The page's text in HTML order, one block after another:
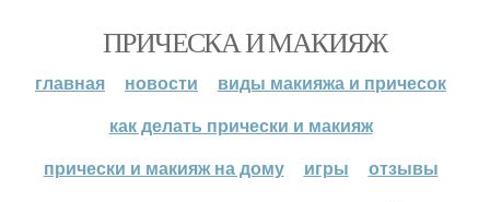
ПРИЧЕСКА И МАКИЯЖ
главная новости
виды макияжа и причесок
как делать прически и макияж
прически и макияж на дому
игры отзывы